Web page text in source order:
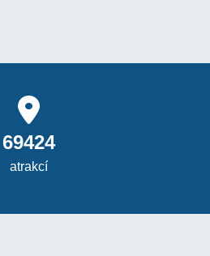
69424
atrakcí